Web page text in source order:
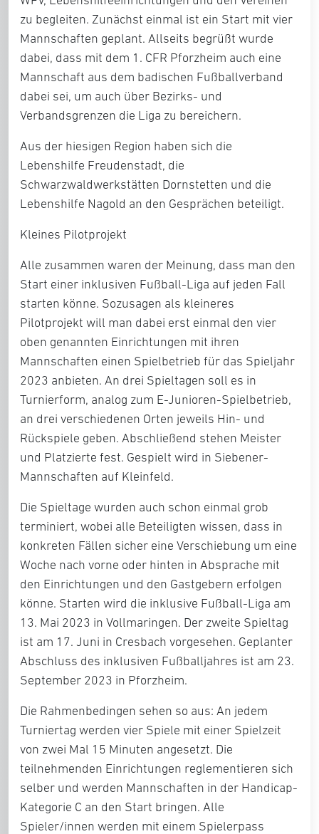
zu begleiten. Zunächst einmal ist ein Start mit vier
Mannschaften geplant. Allseits begrüßt wurde
dabei, dass mit dem 1. CFR Pforzheim auch eine
Mannschaft aus dem badischen Fußballverband
dabei sei, um auch über Bezirks- und
Verbandsgrenzen die Liga zu bereichern.
Aus der hiesigen Region haben sich die
Lebenshilfe Freudenstadt, die
Schwarzwaldwerkstätten Dornstetten und die
Lebenshilfe Nagold an den Gesprächen beteiligt.
Kleines Pilotprojekt
Alle zusammen waren der Meinung, dass man den
Start einer inklusiven Fußball-Liga auf jeden Fall
starten könne. Sozusagen als kleineres
Pilotprojekt will man dabei erst einmal den vier
oben genannten Einrichtungen mit ihren
Mannschaften einen Spielbetrieb für das Spieljahr
2023 anbieten. An drei Spieltagen soll es in
Turnierform, analog zum E-Junioren-Spielbetrieb,
an drei verschiedenen Orten jeweils Hin- und
Rückspiele geben. Abschließend stehen Meister
und Platzierte fest. Gespielt wird in Siebener-
Mannschaften auf Kleinfeld.
Die Spieltage wurden auch schon einmal grob
terminiert, wobei alle Beteiligten wissen, dass in
konkreten Fällen sicher eine Verschiebung um eine
Woche nach vorne oder hinten in Absprache mit
den Einrichtungen und den Gastgebern erfolgen
könne. Starten wird die inklusive Fußball-Liga am
13. Mai 2023 in Vollmaringen. Der zweite Spieltag
ist am 17. Juni in Cresbach vorgesehen. Geplanter
Abschluss des inklusiven Fußballjahres ist am 23.
September 2023 in Pforzheim.
Die Rahmenbedingen sehen so aus: An jedem
Turniertag werden vier Spiele mit einer Spielzeit
von zwei Mal 15 Minuten angesetzt. Die
teilnehmenden Einrichtungen reglementieren sich
selber und werden Mannschaften in der Handicap-
Kategorie C an den Start bringen. Alle
Spieler/innen werden mit einem Spielerpass